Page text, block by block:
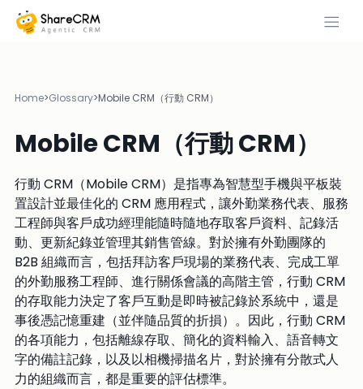
Home>Glossary>Mobile CRM（行動 CRM）
Mobile CRM（行動 CRM）
行動 CRM（Mobile CRM）是指專為智慧型手機與平板裝
置設計並最佳化的 CRM 應用程式，讓外勤業務代表、服務
工程師與客戶成功經理能隨時隨地存取客戶資料、記錄活
動、更新紀錄並管理其銷售管線。對於擁有外勤團隊的
B2B 組織而言，包括拜訪客戶現場的業務代表、完成工單
的外勤服務工程師、進行關係會議的高階主管，行動 CRM
的存取能力決定了客戶互動是即時被記錄於系統中，還是
事後憑記憶重建（並伴隨品質的折損）。因此，行動 CRM
的各項能力，包括離線存取、簡化的資料輸入、語音轉文
字的備註記錄，以及以相機掃描名片，對於擁有分散式人
力的組織而言，都是重要的評估標準。